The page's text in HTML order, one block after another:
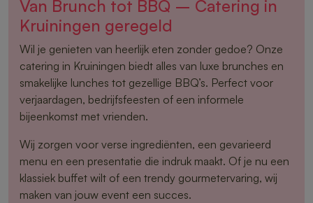
Van Brunch tot BBQ – Catering in
Kruiningen geregeld
Wil je genieten van heerlijk eten zonder gedoe? Onze
catering in Kruiningen biedt alles van luxe brunches en
smakelijke lunches tot gezellige BBQ’s. Perfect voor
verjaardagen, bedrijfsfeesten of een informele
bijeenkomst met vrienden.
Wij zorgen voor verse ingrediënten, een gevarieerd
menu en een presentatie die indruk maakt. Of je nu een
klassiek buffet wilt of een trendy gourmetervaring, wij
maken van jouw event een succes.